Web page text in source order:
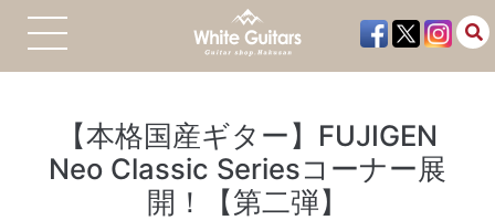
【本格国産ギター】FUJIGEN
Neo Classic Seriesコーナー展
開！【第二弾】